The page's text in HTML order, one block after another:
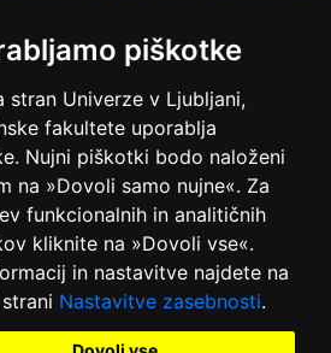
piškotke
stran Univerze v Ljubljani,
fakultete uporablja
Nujni piškotki bodo naloženi
na »Dovoli samo nujne«. Za
funkcionalnih in analitičnih
kliknite na »Dovoli vse«.
in nastavitve najdete na
Nastavitve zasebnosti.
UL,